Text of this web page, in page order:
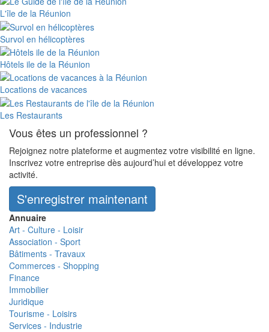
L'île de la Réunion
Survol en hélicoptères
Hôtels ile de la Réunion
Locations de vacances
Les Restaurants
Vous êtes un professionnel ?
Rejoignez notre plateforme et augmentez votre visibilité en ligne.
Inscrivez votre entreprise dès aujourd’hui et développez votre
activité.
S'enregistrer maintenant
Annuaire
Art - Culture - Loisir
Association - Sport
Bâtiments - Travaux
Commerces - Shopping
Finance
Immobilier
Juridique
Tourisme - Loisirs
Services - Industrie